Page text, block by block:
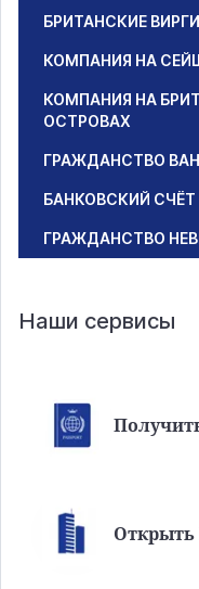
БРИТАНСКИЕ
КОМПАНИЯ НА
КОМПАНИЯ НА
ОСТРОВАХ
ГРАЖДАНСТВО
БАНКОВСКИЙ СЧЁТ
ГРАЖДАНСТВО
Наши сервисы